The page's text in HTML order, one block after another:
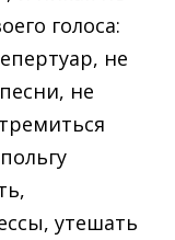
голоса:
не
не
утешать